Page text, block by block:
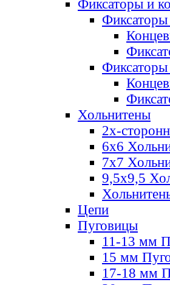
Фиксаторы и
Фиксаторы
Фиксаторы
Хольнитены
2х-
6х6
7х7
9,5х9,5
Цепи
Пуговицы
11-13 мм
15 мм
17-18 мм